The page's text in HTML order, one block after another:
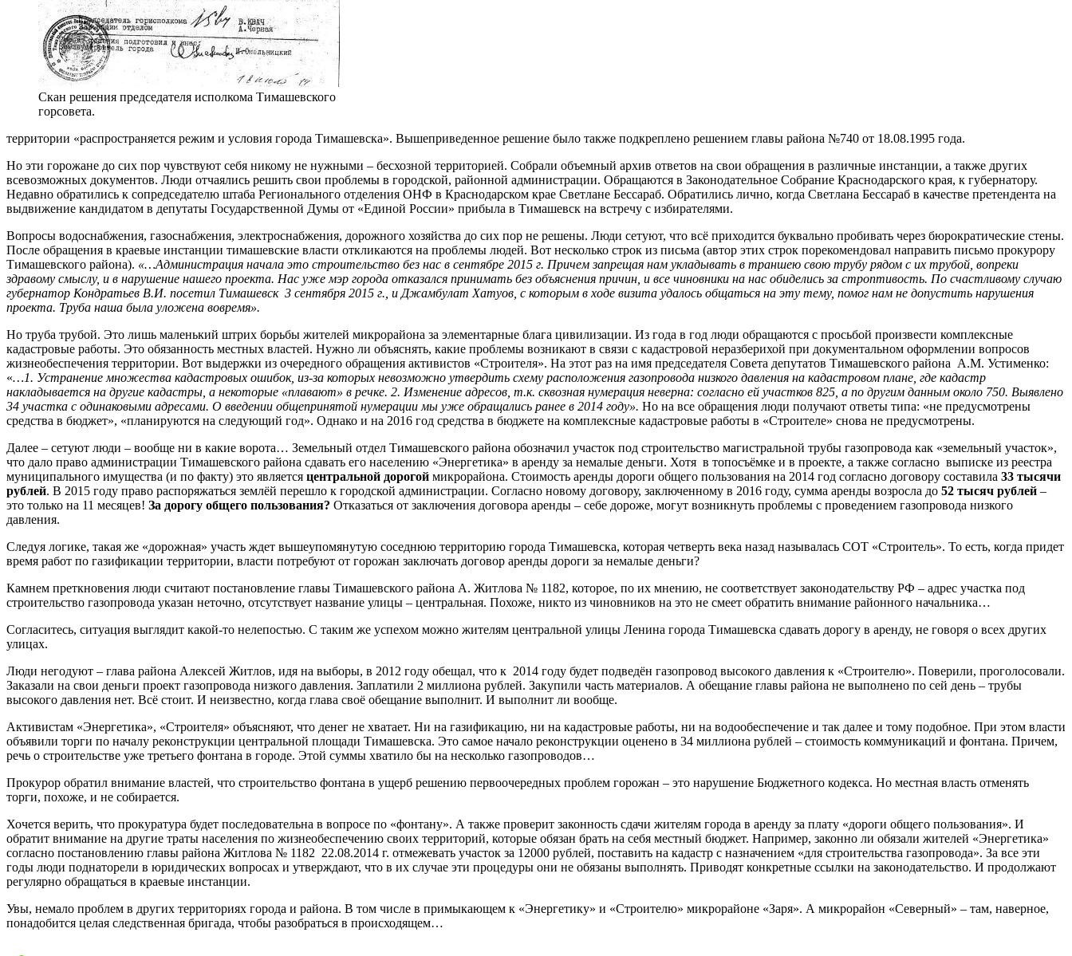
Скан решения председателя исполкома Тимашевского
горсовета.
территории «распространяется режим и условия города Тимашевска». Вышеприведенное решение было также подкреплено решением главы района №740 от 18.08.1995 года.
Но эти горожане до сих пор чувствуют себя никому не нужными – бесхозной территорией. Собрали объемный архив ответов на свои обращения в различные инстанции, а также других
всевозможных документов. Люди отчаялись решить свои проблемы в городской, районной администрации. Обращаются в Законодательное Собрание Краснодарского края, к губернатору.
Недавно обратились к сопредседателю штаба Регионального отделения ОНФ в Краснодарском крае Светлане Бессараб. Обратились лично, когда Светлана Бессараб в качестве претендента на
выдвижение кандидатом в депутаты Государственной Думы от «Единой России» прибыла в Тимашевск на встречу с избирателями.
Вопросы водоснабжения, газоснабжения, электроснабжения, дорожного хозяйства до сих пор не решены. Люди сетуют, что всё приходится буквально пробивать через бюрократические стены.
После обращения в краевые инстанции тимашевские власти откликаются на проблемы людей. Вот несколько строк из письма (автор этих строк порекомендовал направить письмо прокурору
Тимашевского района). «…Администрация начала это строительство без нас в сентябре 2015 г. Причем запрещая нам укладывать в траншею свою трубу рядом с их трубой, вопреки
здравому смыслу, и в нарушение нашего проекта. Нас уже мэр города отказался принимать без объяснения причин, и все чиновники на нас обиделись за строптивость. По счастливому случаю
губернатор Кондратьев В.И. посетил Тимашевск 3 сентября 2015 г., и Джамбулат Хатуов, с которым в ходе визита удалось общаться на эту тему, помог нам не допустить нарушения
проекта. Труба наша была уложена вовремя».
Но труба трубой. Это лишь маленький штрих борьбы жителей микрорайона за элементарные блага цивилизации. Из года в год люди обращаются с просьбой произвести комплексные
кадастровые работы. Это обязанность местных властей. Нужно ли объяснять, какие проблемы возникают в связи с кадастровой неразберихой при документальном оформлении вопросов
жизнеобеспечения территории. Вот выдержки из очередного обращения активистов «Строителя». На этот раз на имя председателя Совета депутатов Тимашевского района А.М. Устименко:
«…1. Устранение множества кадастровых ошибок, из-за которых невозможно утвердить схему расположения газопровода низкого давления на кадастровом плане, где кадастр
накладывается на другие кадастры, а некоторые «плавают» в речке. 2. Изменение адресов, т.к. сквозная нумерация неверна: согласно ей участков 825, а по другим данным около 750. Выявлено
34 участка с одинаковыми адресами. О введении общепринятой нумерации мы уже обращались ранее в 2014 году». Но на все обращения люди получают ответы типа: «не предусмотрены
средства в бюджет», «планируются на следующий год». Однако и на 2016 год средства в бюджете на комплексные кадастровые работы в «Строителе» снова не предусмотрены.
Далее – сетуют люди – вообще ни в какие ворота… Земельный отдел Тимашевского района обозначил участок под строительство магистральной трубы газопровода как «земельный участок»,
что дало право администрации Тимашевского района сдавать его населению «Энергетика» в аренду за немалые деньги. Хотя в топосъёмке и в проекте, а также согласно выписке из реестра
муниципального имущества (и по факту) это является центральной дорогой микрорайона. Стоимость аренды дороги общего пользования на 2014 год согласно договору составила 33 тысячи
рублей. В 2015 году право распоряжаться землёй перешло к городской администрации. Согласно новому договору, заключенному в 2016 году, сумма аренды возросла до 52 тысяч рублей –
это только на 11 месяцев! За дорогу общего пользования? Отказаться от заключения договора аренды – себе дороже, могут возникнуть проблемы с проведением газопровода низкого
давления.
Следуя логике, такая же «дорожная» участь ждет вышеупомянутую соседнюю территорию города Тимашевска, которая четверть века назад называлась СОТ «Строитель». То есть, когда придет
время работ по газификации территории, власти потребуют от горожан заключать договор аренды дороги за немалые деньги?
Камнем преткновения люди считают постановление главы Тимашевского района А. Житлова № 1182, которое, по их мнению, не соответствует законодательству РФ – адрес участка под
строительство газопровода указан неточно, отсутствует название улицы – центральная. Похоже, никто из чиновников на это не смеет обратить внимание районного начальника…
Согласитесь, ситуация выглядит какой-то нелепостью. С таким же успехом можно жителям центральной улицы Ленина города Тимашевска сдавать дорогу в аренду, не говоря о всех других
улицах.
Люди негодуют – глава района Алексей Житлов, идя на выборы, в 2012 году обещал, что к 2014 году будет подведён газопровод высокого давления к «Строителю». Поверили, проголосовали.
Заказали на свои деньги проект газопровода низкого давления. Заплатили 2 миллиона рублей. Закупили часть материалов. А обещание главы района не выполнено по сей день – трубы
высокого давления нет. Всё стоит. И неизвестно, когда глава своё обещание выполнит. И выполнит ли вообще.
Активистам «Энергетика», «Строителя» объясняют, что денег не хватает. Ни на газификацию, ни на кадастровые работы, ни на водообеспечение и так далее и тому подобное. При этом власти
объявили торги по началу реконструкции центральной площади Тимашевска. Это самое начало реконструкции оценено в 34 миллиона рублей – стоимость коммуникаций и фонтана. Причем,
речь о строительстве уже третьего фонтана в городе. Этой суммы хватило бы на несколько газопроводов…
Прокурор обратил внимание властей, что строительство фонтана в ущерб решению первоочередных проблем горожан – это нарушение Бюджетного кодекса. Но местная власть отменять
торги, похоже, и не собирается.
Хочется верить, что прокуратура будет последовательна в вопросе по «фонтану». А также проверит законность сдачи жителям города в аренду за плату «дороги общего пользования». И
обратит внимание на другие траты населения по жизнеобеспечению своих территорий, которые обязан брать на себя местный бюджет. Например, законно ли обязали жителей «Энергетика»
согласно постановлению главы района Житлова № 1182 22.08.2014 г. отмежевать участок за 12000 рублей, поставить на кадастр с назначением «для строительства газопровода». За все эти
годы люди поднаторели в юридических вопросах и утверждают, что в их случае эти процедуры они не обязаны выполнять. Приводят конкретные ссылки на законодательство. И продолжают
регулярно обращаться в краевые инстанции.
Увы, немало проблем в других территориях города и района. В том числе в примыкающем к «Энергетику» и «Строителю» микрорайоне «Заря». А микрорайон «Северный» – там, наверное,
понадобится целая следственная бригада, чтобы разобраться в происходящем…